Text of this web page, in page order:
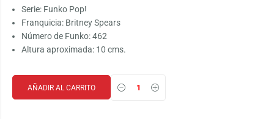
Serie: Funko Pop!
Franquicia: Britney Spears
Número de Funko: 462
Altura aproximada: 10 cms.
AÑADIR AL CARRITO